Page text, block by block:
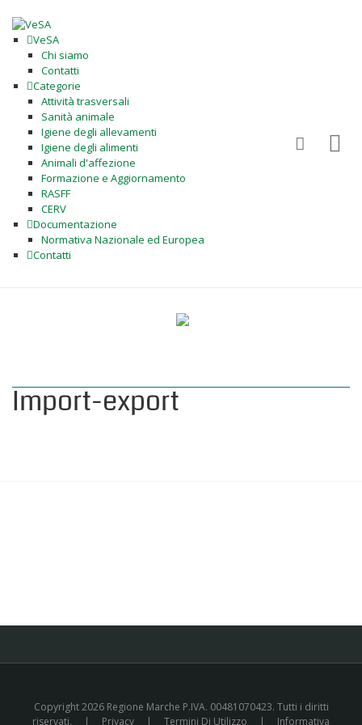
VeSA
Chi siamo
Contatti
Categorie
Attività trasversali
Sanità animale
Igiene degli allevamenti
Igiene degli alimenti
Animali d'affezione
Formazione e Aggiornamento
RASFF
CERV
Documentazione
Normativa Nazionale ed Europea
Contatti
Import-export
Copyright 2026 Regione Marche P.IVA. 00481070423. Tutti i diritti
riservati.
| Privacy | Termini Di Utilizzo | Informativa